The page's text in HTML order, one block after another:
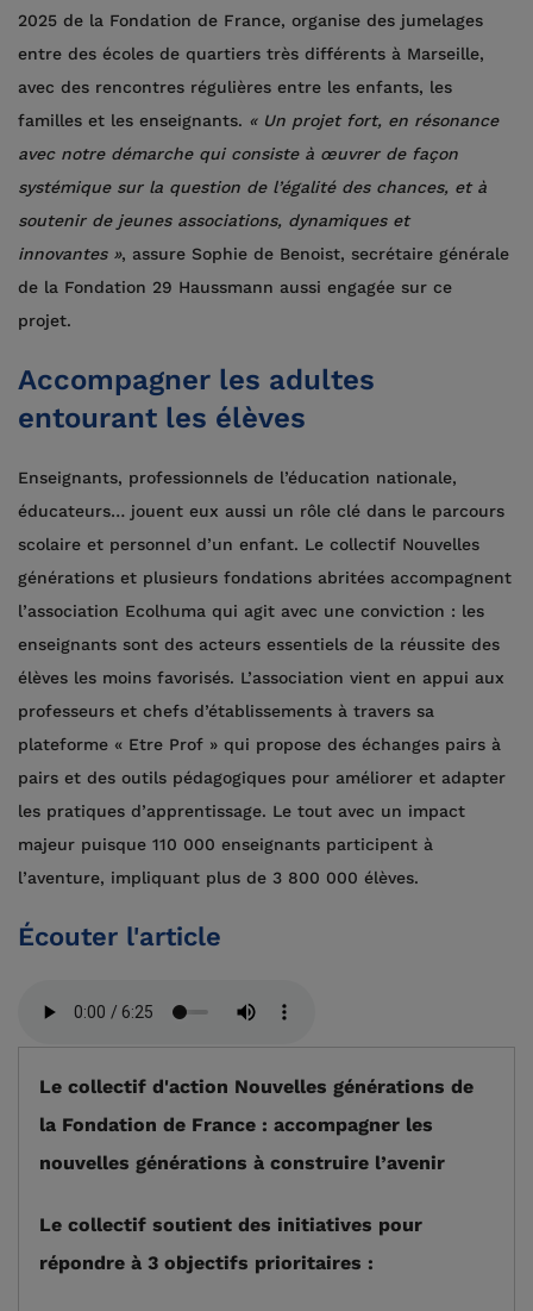
2025 de la Fondation de France, organise des jumelages
entre des écoles de quartiers très différents à Marseille,
avec des rencontres régulières entre les enfants, les
familles et les enseignants. « Un projet fort, en résonance
avec notre démarche qui consiste à œuvrer de façon
systémique sur la question de l’égalité des chances, et à
soutenir de jeunes associations, dynamiques et
innovantes », assure Sophie de Benoist, secrétaire générale
de la Fondation 29 Haussmann aussi engagée sur ce
projet.
Accompagner les adultes
entourant les élèves
Enseignants, professionnels de l’éducation nationale,
éducateurs… jouent eux aussi un rôle clé dans le parcours
scolaire et personnel d’un enfant. Le collectif Nouvelles
générations et plusieurs fondations abritées accompagnent
l’association Ecolhuma qui agit avec une conviction : les
enseignants sont des acteurs essentiels de la réussite des
élèves les moins favorisés. L’association vient en appui aux
professeurs et chefs d’établissements à travers sa
plateforme « Etre Prof » qui propose des échanges pairs à
pairs et des outils pédagogiques pour améliorer et adapter
les pratiques d’apprentissage. Le tout avec un impact
majeur puisque 110 000 enseignants participent à
l’aventure, impliquant plus de 3 800 000 élèves.
Écouter l'article
Le collectif d'action Nouvelles générations de
la Fondation de France : accompagner les
nouvelles générations à construire l’avenir
Le collectif soutient des initiatives pour
répondre à 3 objectifs prioritaires :